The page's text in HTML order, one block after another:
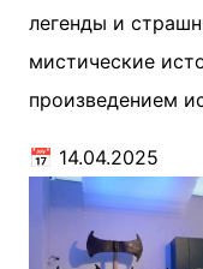
легенды и
мистические
произведением
📅 14.04.2025